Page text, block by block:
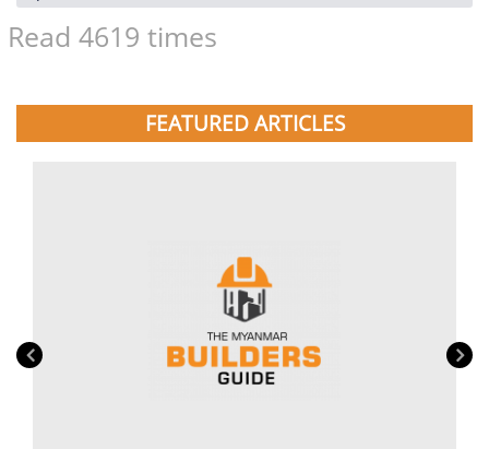
Read 4619 times
FEATURED ARTICLES